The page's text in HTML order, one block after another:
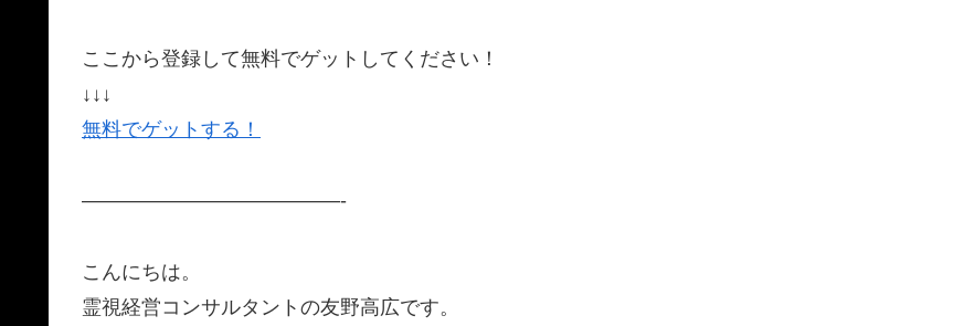
ここから登録して無料でゲットしてください！
↓↓↓
無料でゲットする！
—————————————-​
​こんにちは。
​霊視経営コンサルタントの友野高広です。